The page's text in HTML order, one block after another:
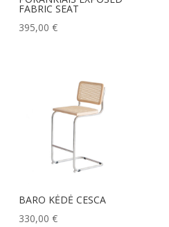
FABRIC SEAT
395,00€
BARO KĖDĖ CESCA
330,00€